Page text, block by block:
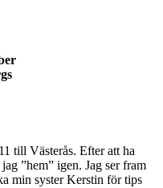
till Västerås. Efter att ha
”hem” igen. Jag ser fram
min syster Kerstin för tips